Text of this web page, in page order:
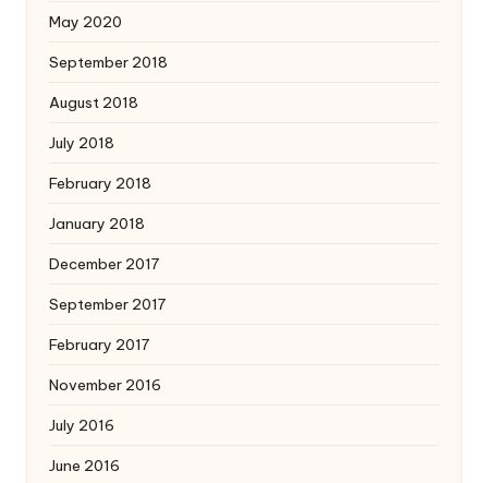
May 2020
September 2018
August 2018
July 2018
February 2018
January 2018
December 2017
September 2017
February 2017
November 2016
July 2016
June 2016